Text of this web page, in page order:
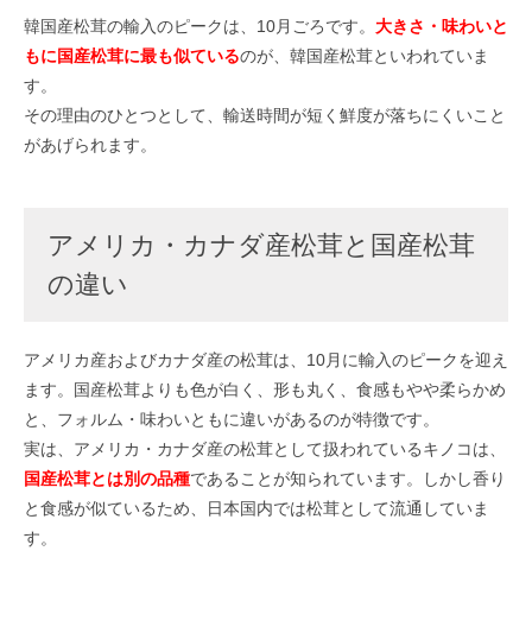
韓国産松茸の輸入のピークは、10月ごろです。 大きさ・味わいと
もに国産松茸に最も似ているのが、韓国産松茸といわれていま
す。
その理由のひとつとして、輸送時間が短く鮮度が落ちにくいこと
があげられます。
アメリカ・カナダ産松茸と国産松茸
の違い
アメリカ産およびカナダ産の松茸は、10月に輸入のピークを迎え
ます。国産松茸よりも色が白く、形も丸く、食感もやや柔らかめ
と、フォルム・味わいともに違いがあるのが特徴です。
実は、アメリカ・カナダ産の松茸として扱われているキノコは、
国産松茸とは別の品種であることが知られています。しかし香り
と食感が似ているため、日本国内では松茸として流通していま
す。